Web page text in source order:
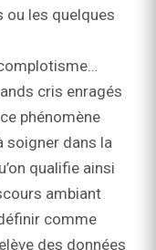
ou les quelques
cris enragés
phénomène
soigner dans la
qualifie ainsi
ambiant
comme
des données